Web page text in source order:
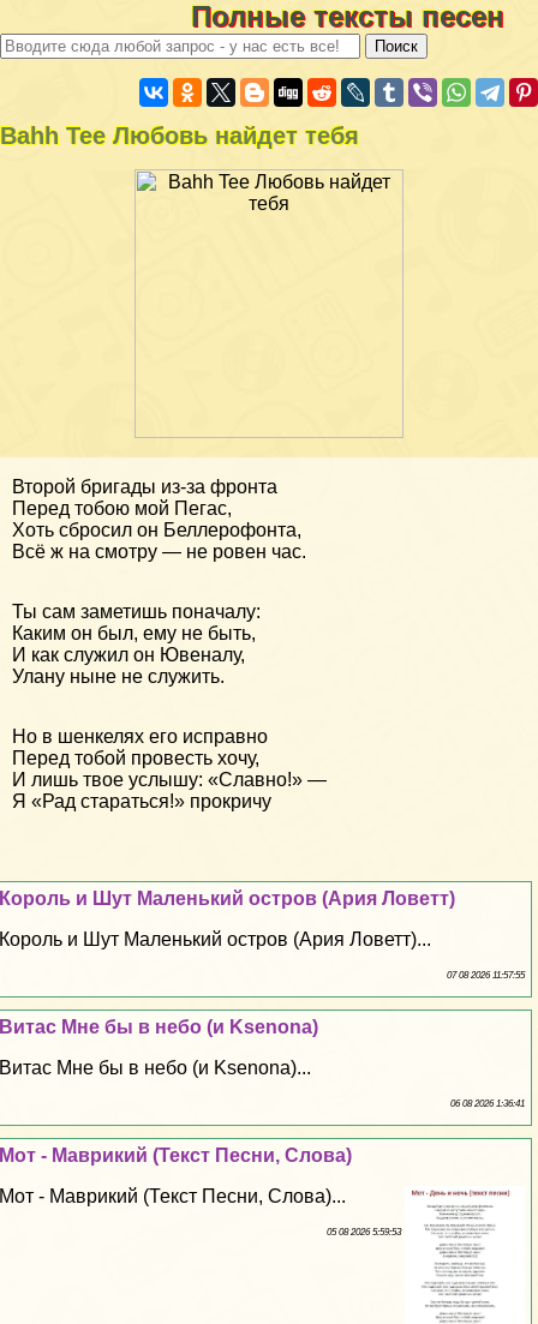
Полные тексты песен
Bahh Tee Любовь найдет тебя
Второй бригады из-за фронта
Перед тобою мой Пегас,
Хоть сбросил он Беллерофонта,
Всё ж на смотру — не ровен час.
Ты сам заметишь поначалу:
Каким он был, ему не быть,
И как служил он Ювеналу,
Улану ныне не служить.
Но в шенкелях его исправно
Перед тобой провесть хочу,
И лишь твое услышу: «Славно!» —
Я «Рад стараться!» прокричу
Король и Шут Маленький остров (Ария Ловетт)
Король и Шут Маленький остров (Ария Ловетт)...
07 08 2026 11:57:55
Витас Мне бы в небо (и Ksenona)
Витас Мне бы в небо (и Ksenona)...
06 08 2026 1:36:41
Мот - Маврикий (Текст Песни, Слова)
Мот - Маврикий (Текст Песни, Слова)...
05 08 2026 5:59:53